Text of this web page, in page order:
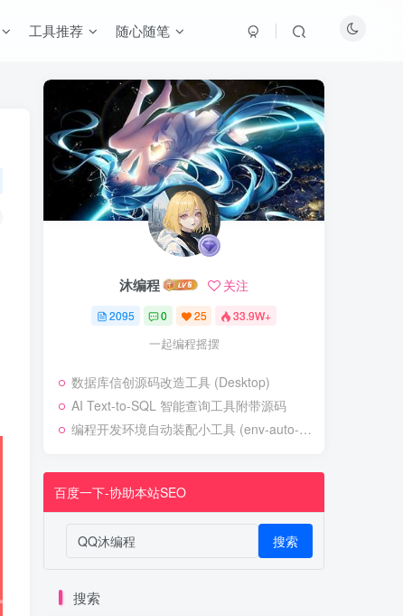
工具推荐 随心随笔
沐编程 关注
2095 0 25 33.9W+
一起编程摇摆
数据库信创源码改造工具 (Desktop)
AI Text-to-SQL 智能查询工具附带源码
编程开发环境自动装配小工具 (env-auto-setup)
百度一下-协助本站SEO
搜索
搜索